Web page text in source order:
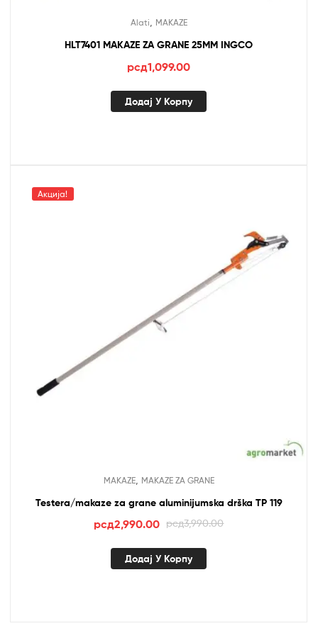
Alati MAKAZE
HLT7401 MAKAZE ZA GRANE 25MM INGCO
рсд1,099.00
Додај У Корпу
Акција!
MAKAZE, MAKAZE ZA GRANE
Testera/makaze za grane aluminijumska drška TP 119
рсд3,990.00
Оригинална
је
рсд2,990.00Тренутна
је:
Додај У Корпу